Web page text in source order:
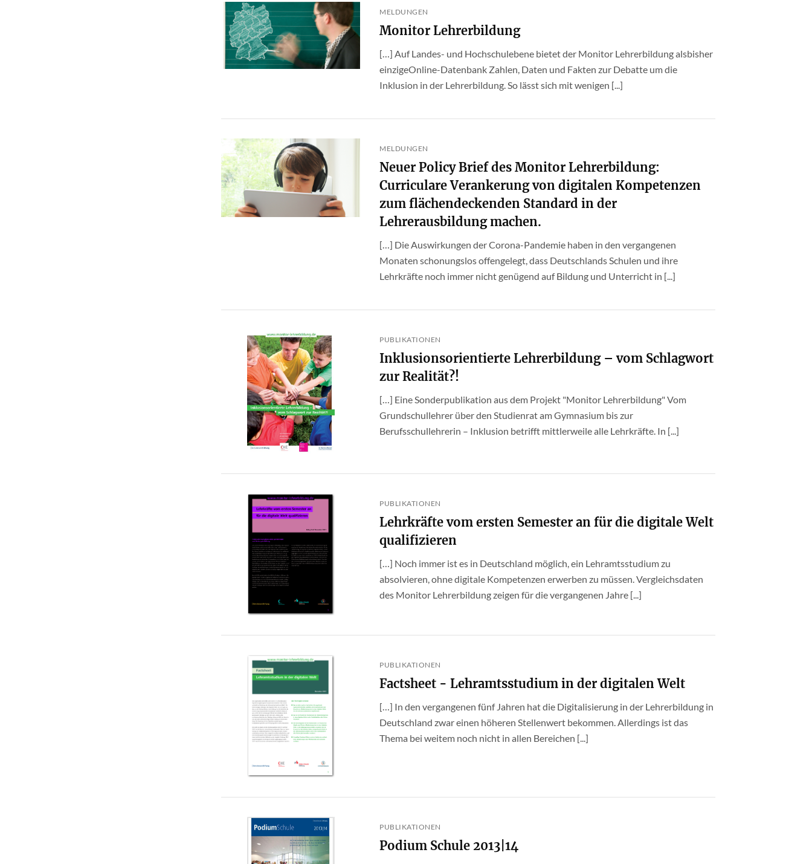
MELDUNGEN
Monitor Lehrerbildung
[…] Auf Landes- und Hochschulebene bietet der Monitor Lehrerbildung alsbisher
einzigeOnline-Datenbank Zahlen, Daten und Fakten zur Debatte um die
Inklusion in der Lehrerbildung. So lässt sich mit wenigen [...]
MELDUNGEN
Neuer Policy Brief des Monitor Lehrerbildung:
Curriculare Verankerung von digitalen Kompetenzen
zum flächendeckenden Standard in der
Lehrerausbildung machen.
[…] Die Auswirkungen der Corona-Pandemie haben in den vergangenen
Monaten schonungslos offengelegt, dass Deutschlands Schulen und ihre
Lehrkräfte noch immer nicht genügend auf Bildung und Unterricht in [...]
PUBLIKATIONEN
Inklusionsorientierte Lehrerbildung – vom Schlagwort
zur Realität?!
[…] Eine Sonderpublikation aus dem Projekt "Monitor Lehrerbildung" Vom
Grundschullehrer über den Studienrat am Gymnasium bis zur
Berufsschullehrerin – Inklusion betrifft mittlerweile alle Lehrkräfte. In [...]
PUBLIKATIONEN
Lehrkräfte vom ersten Semester an für die digitale Welt
qualifizieren
[…] Noch immer ist es in Deutschland möglich, ein Lehramtsstudium zu
absolvieren, ohne digitale Kompetenzen erwerben zu müssen. Vergleichsdaten
des Monitor Lehrerbildung zeigen für die vergangenen Jahre [...]
PUBLIKATIONEN
Factsheet - Lehramtsstudium in der digitalen Welt
[…] In den vergangenen fünf Jahren hat die Digitalisierung in der Lehrerbildung in
Deutschland zwar einen höheren Stellenwert bekommen. Allerdings ist das
Thema bei weitem noch nicht in allen Bereichen [...]
PUBLIKATIONEN
Podium Schule 2013|14